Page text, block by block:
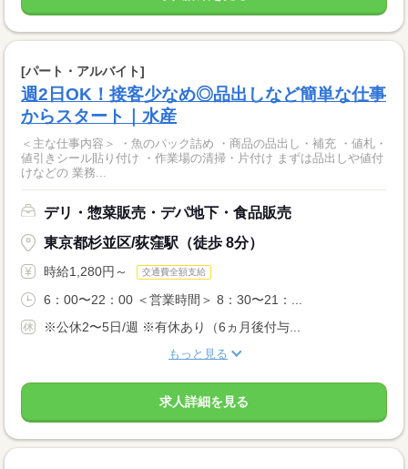
[パート・アルバイト]
週2日OK！接客少なめ◎品出しなど簡単な仕事
からスタート｜水産
＜主な仕事内容＞ ・魚のパック詰め ・商品の品出し・補充 ・値札・
値引きシール貼り付け ・作業場の清掃・片付け まずは品出しや値付
けなどの 業務...
デリ・惣菜販売・デパ地下・食品販売
東京都杉並区/荻窪駅（徒歩 8分）
時給1,280円～ 交通費全額支給
6：00〜22：00 ＜営業時間＞ 8：30〜21：...
※公休2〜5日/週 ※有休あり（6ヵ月後付与...
もっと見る
求人詳細を見る